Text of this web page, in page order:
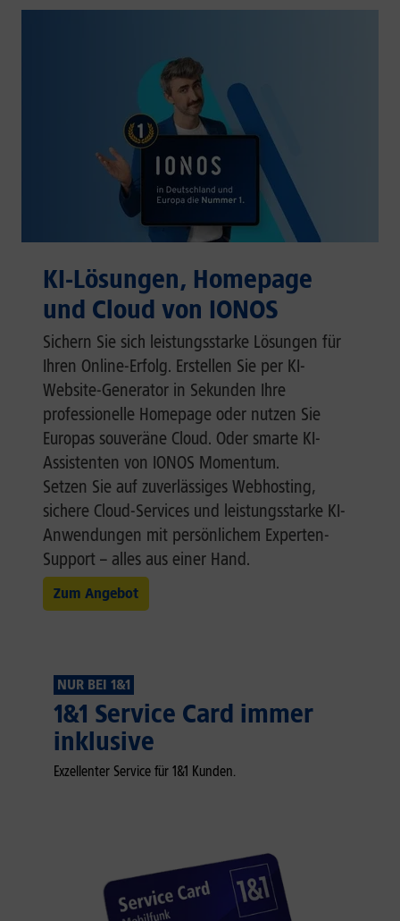
KI-Lösungen, Homepage
und Cloud von IONOS
Sichern Sie sich leistungsstarke Lösungen für
Ihren Online-Erfolg. Erstellen Sie per KI-
Website-Generator in Sekunden Ihre
professionelle Homepage oder nutzen Sie
Europas souveräne Cloud. Oder smarte KI-
Assistenten von IONOS Momentum.
Setzen Sie auf zuverlässiges Webhosting,
sichere Cloud-Services und leistungsstarke KI-
Anwendungen mit persönlichem Experten-
Support – alles aus einer Hand.
Zum Angebot
NUR BEI 1&1
1&1 Service Card immer
inklusive
Exzellenter Service für 1&1 Kunden.